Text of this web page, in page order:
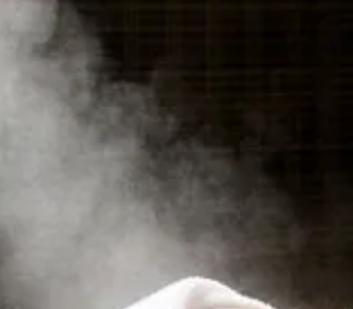
在美容界，每一次創新都如同一陣清新的風
拂，韓國新一代的水上飄療程正是這股風潮
的佼佼者。這不僅僅是一種護膚療程，更是
場身心靈的奢華享受，讓你在水的懷抱中重
青春的光彩。接下來，讓我們一同探索這項
程的獨特優點與選擇指南，讓你的肌膚重現
芒！ 水上飄療程的奪目優勢 1....